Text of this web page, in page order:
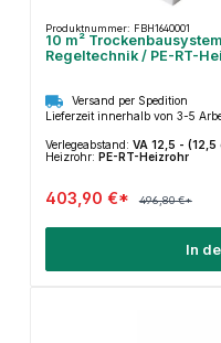
Produktnummer: FBH1640001
10 m²
Regeltechnik / PE-RT-
Versand per Spedition
Lieferzeit innerhalb von 3-5
Verlegeabstand: VA 12,5 -
Heizrohr: PE-RT-Heizrohr
403,90 €* 496,80 €*
In